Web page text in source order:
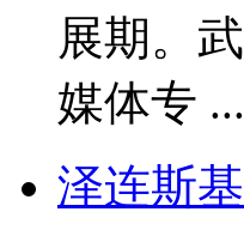
展期。
媒体专 ...
泽连斯